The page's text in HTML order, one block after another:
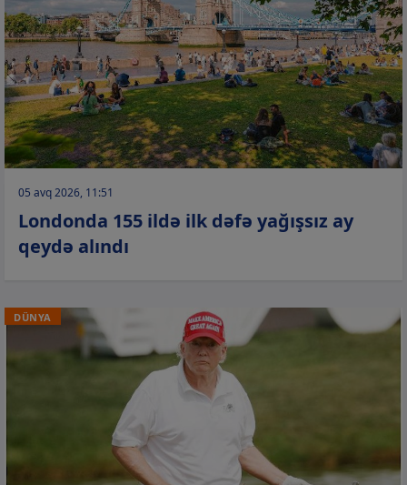
05 avq 2026, 11:51
Londonda 155 ildə ilk dəfə yağışsız ay
qeydə alındı
DÜNYA